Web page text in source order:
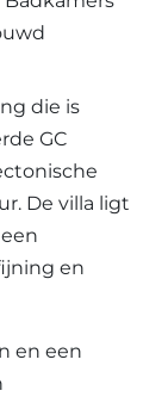
die is
GC
De villa ligt
en
en een